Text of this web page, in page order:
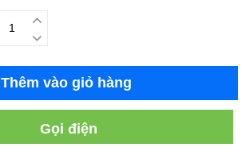
Thêm vào giỏ hàng
Gọi điện